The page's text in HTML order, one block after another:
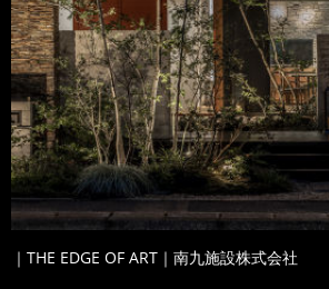
｜THE EDGE OF ART｜南九施設株式会社